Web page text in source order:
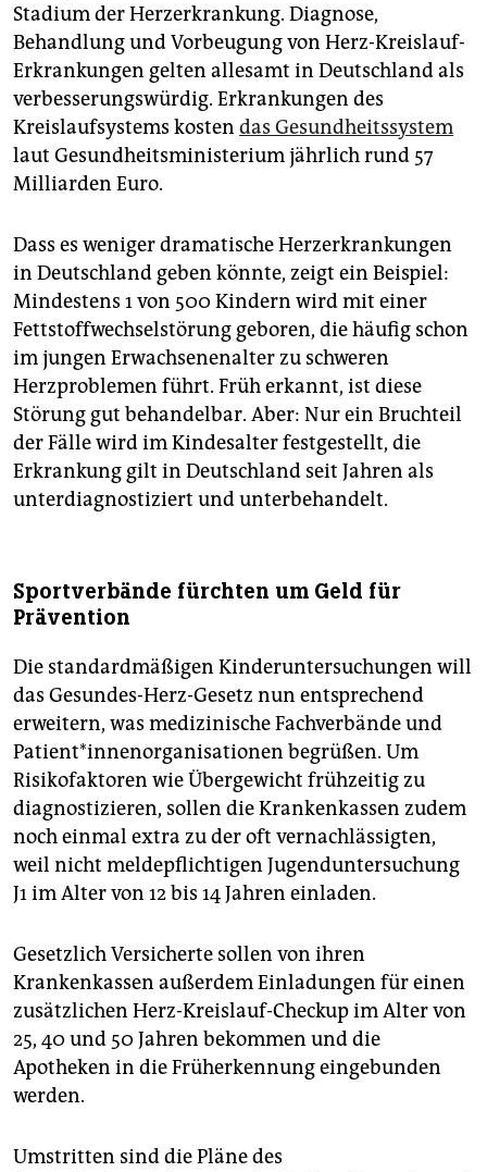
Stadium der Herzerkrankung. Diagnose,
Behandlung und Vorbeugung von Herz-Kreislauf-
Erkrankungen gelten allesamt in Deutschland als
verbesserungswürdig. Erkrankungen des
Kreislaufsystems kosten das Gesundheitssystem
laut Gesundheitsministerium jährlich rund 57
Milliarden Euro.
Dass es weniger dramatische Herzerkrankungen
in Deutschland geben könnte, zeigt ein Beispiel:
Mindestens 1 von 500 Kindern wird mit einer
Fettstoffwechselstörung geboren, die häufig schon
im jungen Erwachsenenalter zu schweren
Herzproblemen führt. Früh erkannt, ist diese
Störung gut behandelbar. Aber: Nur ein Bruchteil
der Fälle wird im Kindesalter festgestellt, die
Erkrankung gilt in Deutschland seit Jahren als
unterdiagnostiziert und unterbehandelt.
Sportverbände fürchten um Geld für
Prävention
Die standardmäßigen Kinderuntersuchungen will
das Gesundes-Herz-Gesetz nun entsprechend
erweitern, was medizinische Fachverbände und
Pa­ti­en­t*in­nen­or­ga­ni­sa­tio­nen begrüßen. Um
Risikofaktoren wie Übergewicht frühzeitig zu
diagnostizieren, sollen die Krankenkassen zudem
noch einmal extra zu der oft vernachlässigten,
weil nicht meldepflichtigen Jugenduntersuchung
J1 im Alter von 12 bis 14 Jahren einladen.
Gesetzlich Versicherte sollen von ihren
Krankenkassen außerdem Einladungen für einen
zusätzlichen Herz-Kreislauf-Checkup im Alter von
25, 40 und 50 Jahren bekommen und die
Apotheken in die Früherkennung eingebunden
werden.
Umstritten sind die Pläne des